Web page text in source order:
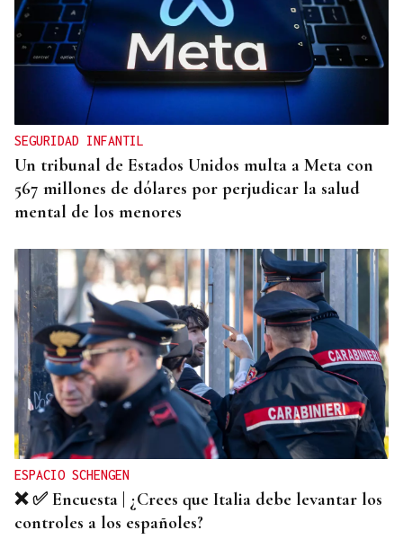
BIOGRAFÍAS
Jesusa Prado López, la fuerza ourensana que
iluminó La Habana
SEGURIDAD INFANTIL
Un tribunal de Estados Unidos multa a Meta con
567 millones de dólares por perjudicar la salud
mental de los menores
ESPACIO SCHENGEN
❌ ✅ Encuesta | ¿Crees que Italia debe levantar los
controles a los españoles?